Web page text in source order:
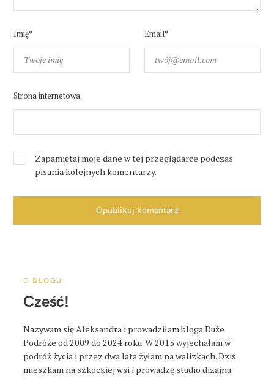
Imię* Email*
Strona internetowa
Zapamiętaj moje dane w tej przeglądarce podczas
pisania kolejnych komentarzy.
Opublikuj komentarz
O BLOGU
Cześć!
Nazywam się Aleksandra i prowadziłam bloga Duże
Podróże od 2009 do 2024 roku. W 2015 wyjechałam w
podróż życia i przez dwa lata żyłam na walizkach. Dziś
mieszkam na szkockiej wsi i prowadzę studio dizajnu